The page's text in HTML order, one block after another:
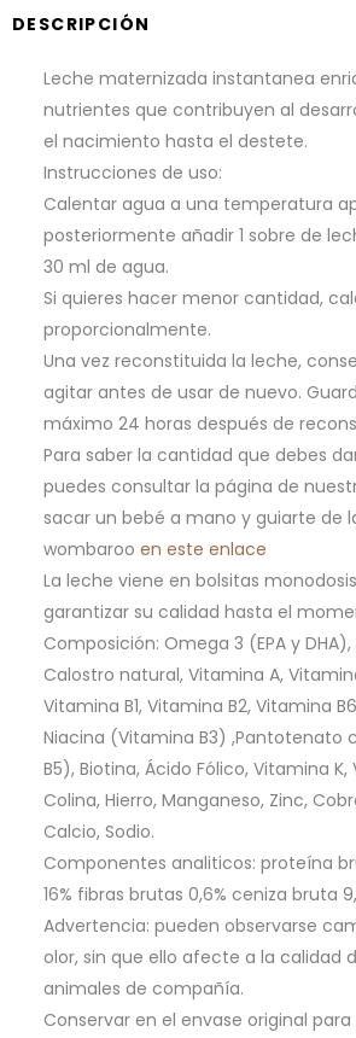
DESCRIPCIÓN
Leche maternizada instantanea
nutrientes que contribuyen al
el nacimiento hasta el destete.
Instrucciones de uso:
Calentar agua a una temperatura
posteriormente añadir 1 sobre de
30 ml de agua.
Si quieres hacer menor cantidad,
proporcionalmente.
Una vez reconstituida la leche,
agitar antes de usar de nuevo.
máximo 24 horas después de
Para saber la cantidad que debes
puedes consultar la página de
sacar un bebé a mano y guiarte de
wombaroo en este enlace
La leche viene en bolsitas
garantizar su calidad hasta el
Composición: Omega 3 (EPA y
Calostro natural, Vitamina A,
Vitamina B1, Vitamina B2, Vitamina
Niacina (Vitamina B3) ,Pantotenato
B5), Biotina, Ácido Fólico, Vitamina
Colina, Hierro, Manganeso, Zinc,
Calcio, Sodio.
Componentes analiticos: proteína
16% fibras brutas 0,6% ceniza bruta
Advertencia: pueden observarse
olor, sin que ello afecte a la calidad
animales de compañía.
Conservar en el envase original